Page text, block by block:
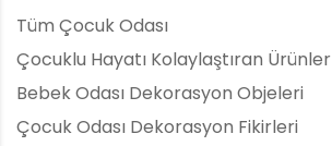
Tüm Çocuk Odası
Çocuklu Hayatı Kolaylaştıran Ürünler
Bebek Odası Dekorasyon Objeleri
Çocuk Odası Dekorasyon Fikirleri